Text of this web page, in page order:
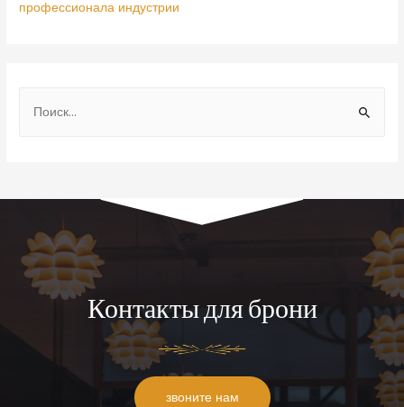
профессионала индустрии
Контакты для брони
звоните нам